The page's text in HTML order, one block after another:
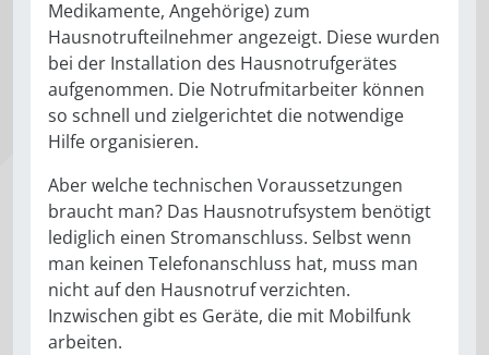
Medikamente, Angehörige) zum
Hausnotrufteilnehmer angezeigt. Diese wurden
bei der Installation des Hausnotrufgerätes
aufgenommen. Die Notrufmitarbeiter können
so schnell und zielgerichtet die notwendige
Hilfe organisieren.
Aber welche technischen Voraussetzungen
braucht man? Das Hausnotrufsystem benötigt
lediglich einen Stromanschluss. Selbst wenn
man keinen Telefonanschluss hat, muss man
nicht auf den Hausnotruf verzichten.
Inzwischen gibt es Geräte, die mit Mobilfunk
arbeiten.